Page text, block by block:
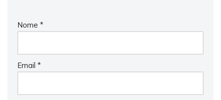
Nome *
Email *